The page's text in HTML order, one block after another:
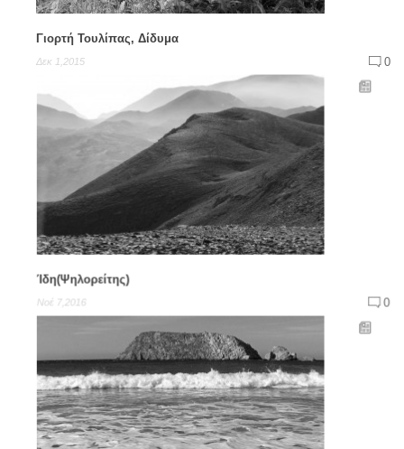
Γιορτή Τουλίπας, Δίδυμα
Δεκ 1,2015 0
Ίδη(Ψηλορείτης)
Νοέ 7,2016 0